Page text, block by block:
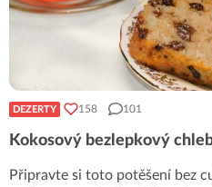
DEZERTY 158 101
Kokosový bezlepkový
Připravte si toto potěšení bez